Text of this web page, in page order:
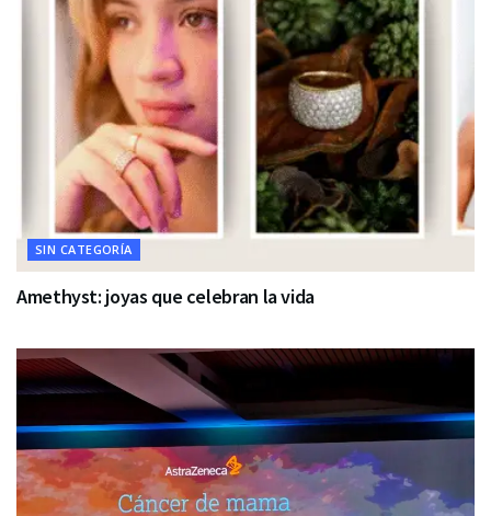
SIN CATEGORÍA
Amethyst: joyas que celebran la vida